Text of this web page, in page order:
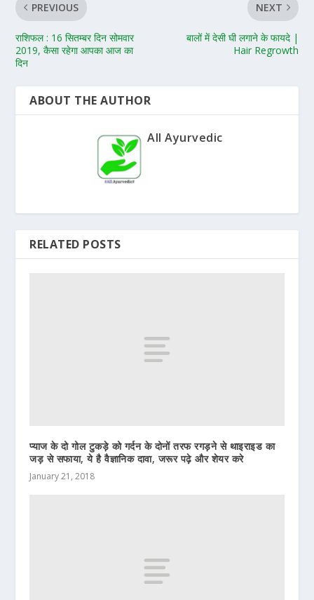
PREVIOUS
राशिफल : 16 सितम्बर दिन सोमवार
2019, कैसा रहेगा आपका आज का
दिन
NEXT
बालों में देसी घी लगाने के फायदे |
Hair Regrowth
ABOUT THE AUTHOR
All Ayurvedic
RELATED POSTS
प्याज के दो गोल टुकड़े को गर्दन के दोनों तरफ रगड़ने से थाइराइड का
जड़ से सफाया, ये है वैज्ञानिक दावा, जरूर पढ़े और शेयर करे
January 21, 2018